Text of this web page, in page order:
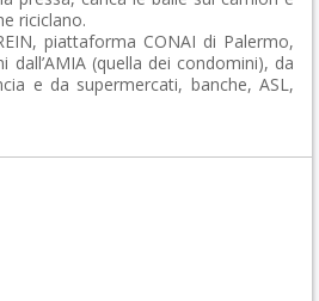
riciclano.
piattaforma CONAI di Palermo,
dall’AMIA (quella dei condomini), da
e da supermercati, banche, ASL,